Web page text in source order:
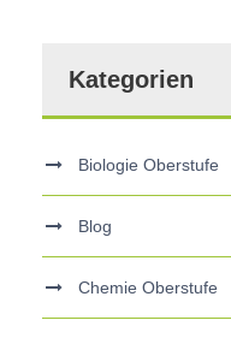
Kategorien
Biologie Oberstufe
Blog
Chemie Oberstufe